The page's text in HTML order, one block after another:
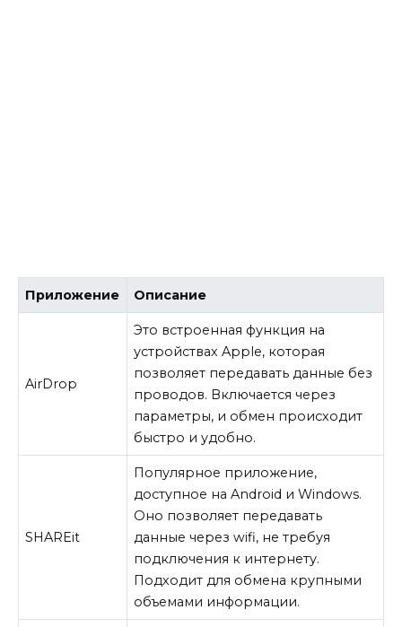
Приложение Описание
AirDrop
Это встроенная функция на
устройствах Apple, которая
позволяет передавать данные без
проводов. Включается через
параметры, и обмен происходит
быстро и удобно.
SHAREit
Популярное приложение,
доступное на Android и Windows.
Оно позволяет передавать
данные через wifi, не требуя
подключения к интернету.
Подходит для обмена крупными
объемами информации.